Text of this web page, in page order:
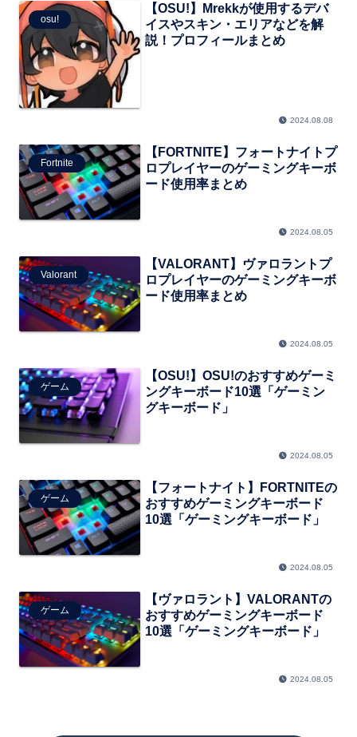
osu!
【OSU!】Mrekkが使用するデバ
イスやスキン・エリアなどを解
説！プロフィールまとめ
2024.08.08
Fortnite
【FORTNITE】フォートナイトプ
ロプレイヤーのゲーミングキーボ
ード使用率まとめ
2024.08.05
Valorant
【VALORANT】ヴァロラントプ
ロプレイヤーのゲーミングキーボ
ード使用率まとめ
2024.08.05
ゲーム
【OSU!】OSU!のおすすめゲーミ
ングキーボード10選「ゲーミン
グキーボード」
2024.08.05
ゲーム
【フォートナイト】FORTNITEの
おすすめゲーミングキーボード
10選「ゲーミングキーボード」
2024.08.05
ゲーム
【ヴァロラント】VALORANTの
おすすめゲーミングキーボード
10選「ゲーミングキーボード」
2024.08.05